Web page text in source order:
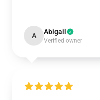
A Abigail
Verified owner